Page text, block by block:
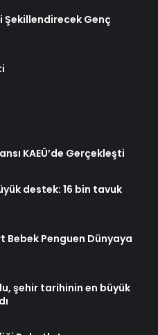
Şekillendirecek Genç
KAEÜ’de Gerçekleşti
destek: 16 bin tavuk
Bebek Penguen Dünyaya
şehir tarihinin en büyük